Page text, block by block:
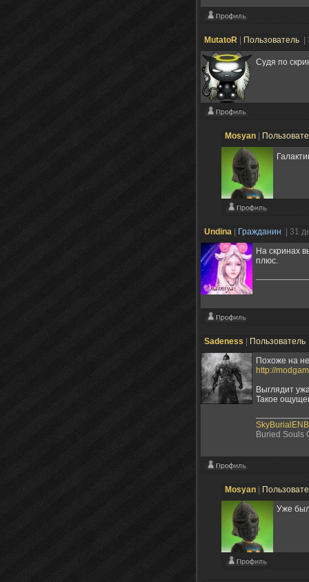
MutatoR Пользователь
Судя по
Mosyan
Undina Гражданин
| 31
На скринах
плюс.
Sadeness Пользователь
Похоже на
http://
Выглядит
Такое
SkyBurialENB
Buried Souls
Mosyan
Уже